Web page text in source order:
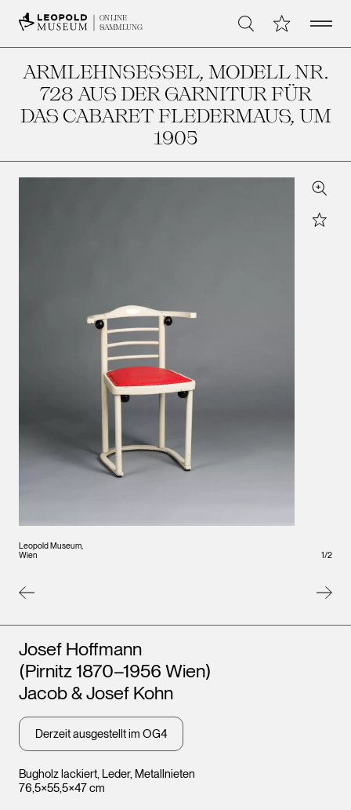
ONLINE
SAMMLUNG
Suche Meine Open
ARMLEHNSESSEL, MODELL NR.
728 AUS DER GARNITUR FÜR
DAS CABARET FLEDERMAUS, UM
1905
Leopold Museum,
Wien
Zoom
Star
1/2
Bugholz lackiert, Leder, Metallnieten
76,5×55,5×47 cm
Künstler*innen
Josef Hoffmann
(Pirnitz 1870–1956 Wien)
Jacob & Josef Kohn
Derzeit ausgestellt im OG4